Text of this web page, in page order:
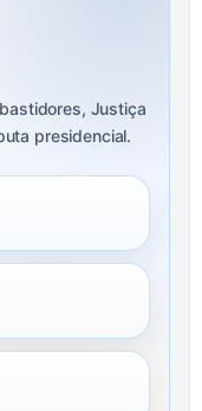
Justiça
presidencial.